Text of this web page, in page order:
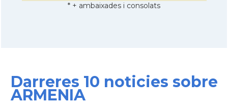
* + ambaixades i consolats
Darreres 10 noticies sobre
ARMENIA